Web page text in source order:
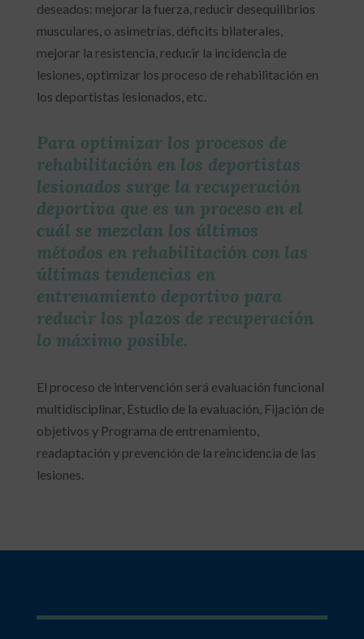
deseados: mejorar la fuerza, reducir desequilibrios
musculares, o asimetrías, déficits bilaterales,
mejorar la resistencia, reducir la incidencia de
lesiones, optimizar los proceso de rehabilitación en
los deportistas lesionados, etc.
Para optimizar los procesos de
rehabilitación en los deportistas
lesionados surge la recuperación
deportiva que es un proceso en el
cuál se mezclan los últimos
métodos en rehabilitación con las
últimas tendencias en
entrenamiento deportivo para
reducir los plazos de recuperación
lo máximo posible.
El proceso de intervención será evaluación funcional
multidisciplinar, Estudio de la evaluación, Fijación de
objetivos y Programa de entrenamiento,
readaptación y prevención de la reincidencia de las
lesiones.